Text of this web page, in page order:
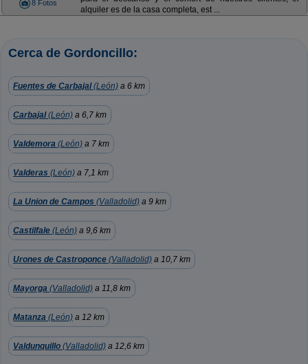
8 Fotos
alquiler es de la casa completa, est ...
Cerca de Gordoncillo:
Fuentes de Carbajal(León) a 6 km
Carbajal(León) a 6,7 km
Valdemora (León) a 7 km
Valderas (León) a 7,1 km
La Union de Campos (Valladolid) a 9 km
Castilfale (León) a 9,6 km
Urones de Castroponce (Valladolid) a 10,7 km
Mayorga (Valladolid) a 11,8 km
Matanza (León) a 12 km
Valdunquillo (Valladolid) a 12,6 km